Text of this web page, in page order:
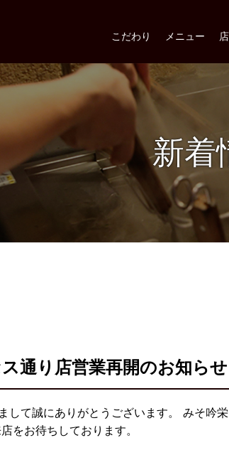
こだわり メニュー
新着
通り店営業再開のお知らせ
して誠にありがとうございます。 みそ吟
をお待ちしております。